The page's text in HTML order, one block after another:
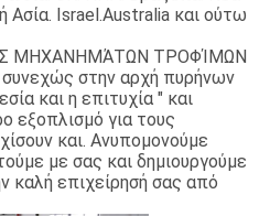
Ασία. Israel.Australia και ούτω
ΜΗΧΑΝΗΜΆΤΩΝ ΤΡΟΦΊΜΩΝ
στην αρχή πυρήνων
και η επιτυχία " και
εξοπλισμό για τους
και. Ανυπομονούμε
με σας και δημιουργούμε
καλή επιχείρησή σας από